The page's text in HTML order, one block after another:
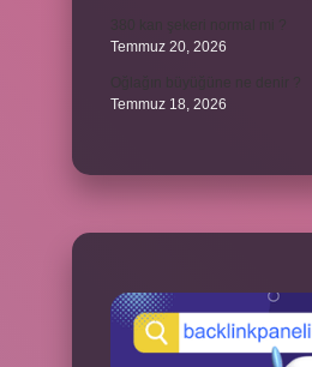
Temmuz 20, 2026
Temmuz 18, 2026